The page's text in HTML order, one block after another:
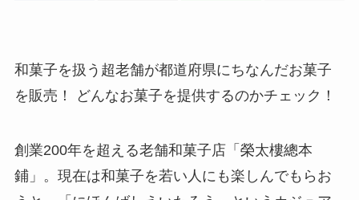
和菓子を扱う超老舗が都道府県にちなんだお菓子
を販売！ どんなお菓子を提供するのかチェック！
創業200年を超える老舗和菓子店「榮太樓總本
鋪」。現在は和菓子を若い人にも楽しんでもらお